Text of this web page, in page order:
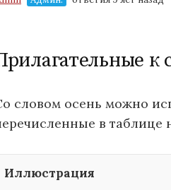
к
словом осень можно
в таблице
Иллюстрация